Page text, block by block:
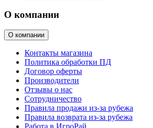
О компании
О компании
Контакты магазина
Политика обработки ПД
Договор оферты
Производители
Отзывы о нас
Сотрудничество
Правила продажи из-за рубежа
Правила возврата из-за рубежа